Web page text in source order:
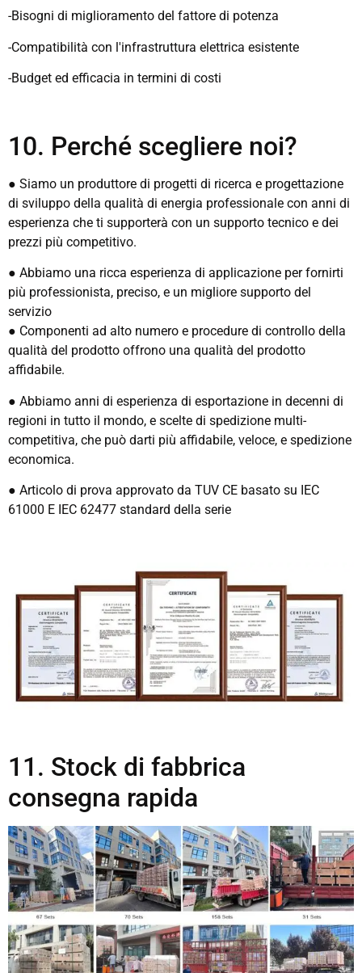
-Bisogni di miglioramento del fattore di potenza
-Compatibilità con l'infrastruttura elettrica esistente
-Budget ed efficacia in termini di costi
10. Perché scegliere noi?
● Siamo un produttore di progetti di ricerca e progettazione
di sviluppo della qualità di energia professionale con anni di
esperienza che ti supporterà con un supporto tecnico e dei
prezzi più competitivo.
● Abbiamo una ricca esperienza di applicazione per fornirti
più professionista, preciso, e un migliore supporto del
servizio
● Componenti ad alto numero e procedure di controllo della
qualità del prodotto offrono una qualità del prodotto
affidabile.
● Abbiamo anni di esperienza di esportazione in decenni di
regioni in tutto il mondo, e scelte di spedizione multi-
competitiva, che può darti più affidabile, veloce, e spedizione
economica.
● Articolo di prova approvato da TUV CE basato su IEC
61000 E IEC 62477 standard della serie
11. Stock di fabbrica
consegna rapida